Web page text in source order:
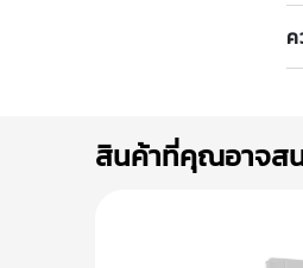
สินค้าที่คุณอาจส